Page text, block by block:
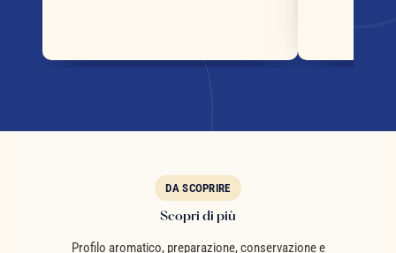
DA SCOPRIRE
Scopri di più
Profilo aromatico, preparazione, conservazione e